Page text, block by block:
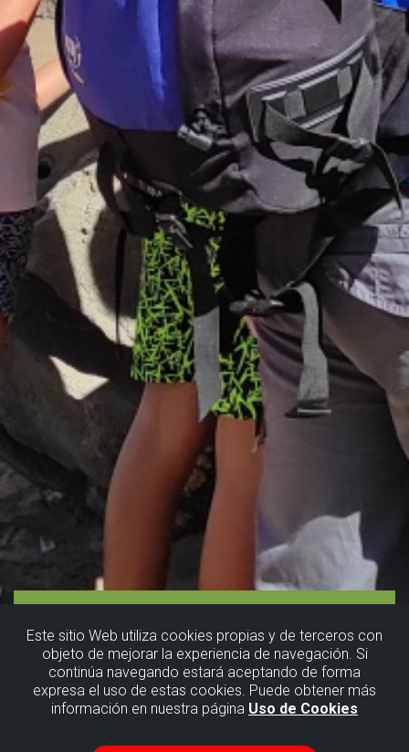
Este sitio Web utiliza cookies propias y de terceros con
objeto de mejorar la experiencia de navegación. Si
continúa navegando estará aceptando de forma
expresa el uso de estas cookies. Puede obtener más
información en nuestra página Uso de Cookies